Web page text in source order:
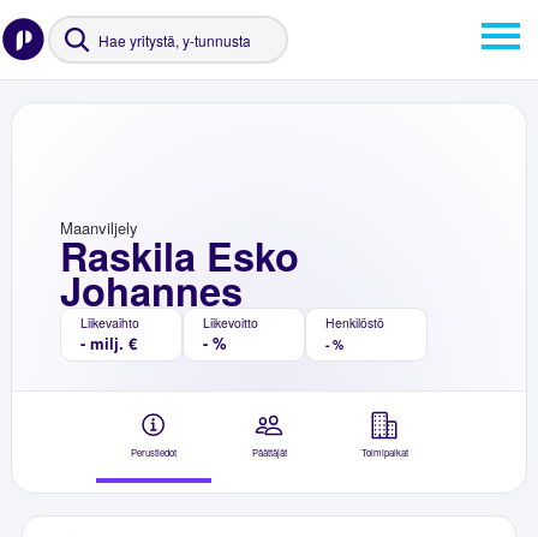
Raskila Esko
Johannes
Maanviljely
Liikevaihto
- milj. €
Liikevoitto
- %
Henkilöstö
- %
Perustiedot Päättäjät Toimipaikat